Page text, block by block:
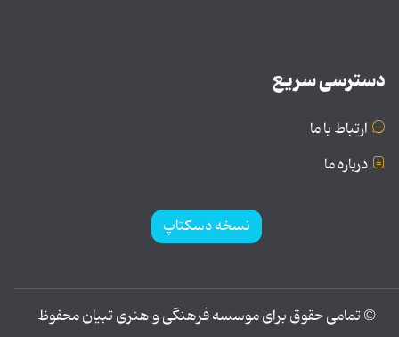
دسترسی سریع
ارتباط با ما
درباره ما
نسخه دسکتاپ
© تمامی حقوق برای موسسه فرهنگی و هنری تبیان محفوظ